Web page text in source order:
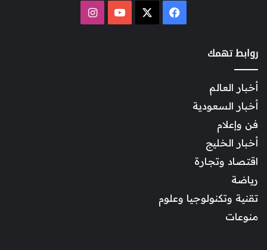
فيسبوك ‫YouTubeانستقرام
روابط تهمك
أخبار العالم
أخبار السعودية
فن وإعلام
أخبار الخليج
اقتصاد وتجارة
رياضة
تقنية وتكنولوجيا وعلوم
منوعات